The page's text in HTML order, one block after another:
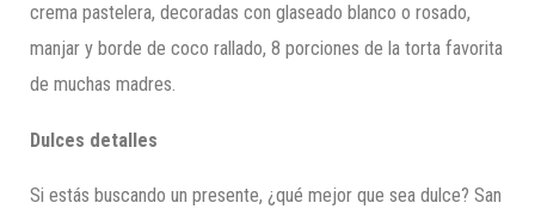
crema pastelera, decoradas con glaseado blanco o rosado,
manjar y borde de coco rallado, 8 porciones de la torta favorita
de muchas madres.
Dulces detalles
Si estás buscando un presente, ¿qué mejor que sea dulce? San